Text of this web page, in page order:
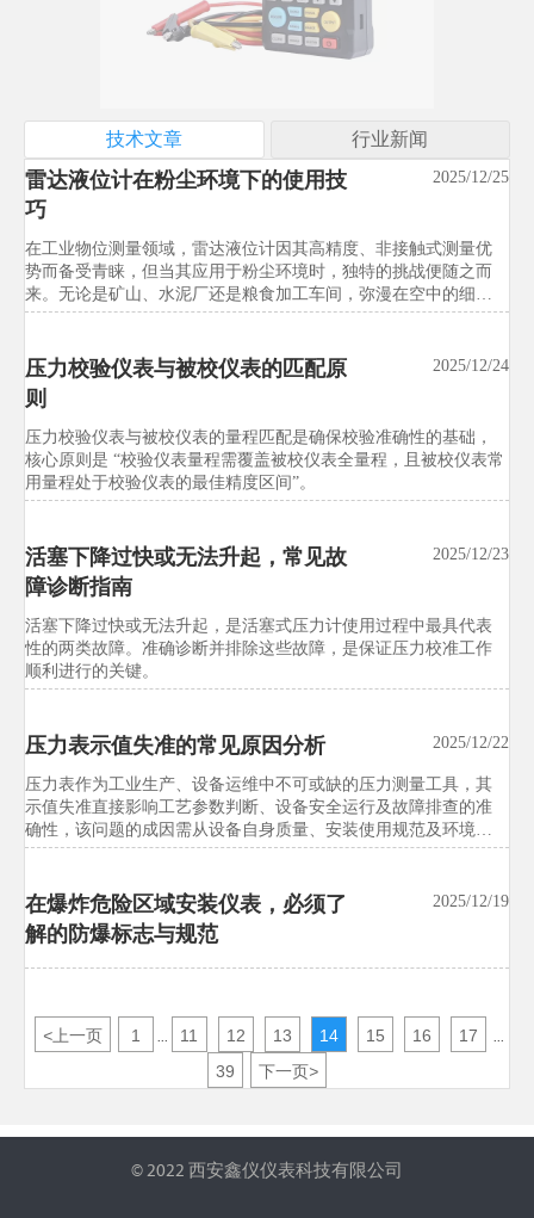
技术文章 行业新闻
雷达液位计在粉尘环境下的使用技
巧
2025/12/25
在工业物位测量领域，雷达液位计因其高精度、非接触式测量优
势而备受青睐，但当其应用于粉尘环境时，独特的挑战便随之而
来。无论是矿山、水泥厂还是粮食加工车间，弥漫在空中的细微
颗粒不仅影响工作视线，更会对雷达波的传播造成实质性干扰，
液位计，远非简单安装即可，它是一项需要从原理理解、选型规
划、安装调试到维护保养全流程精心设计的系统工程。
压力校验仪表与被校仪表的匹配原
则
2025/12/24
压力校验仪表与被校仪表的量程匹配是确保校验准确性的基础，
核心原则是 “校验仪表量程需覆盖被校仪表全量程，且被校仪表常
用量程处于校验仪表的最佳精度区间”。
活塞下降过快或无法升起，常见故
障诊断指南
2025/12/23
活塞下降过快或无法升起，是活塞式压力计使用过程中最具代表
性的两类故障。准确诊断并排除这些故障，是保证压力校准工作
顺利进行的关键。
压力表示值失准的常见原因分析 2025/12/22
​压力表作为工业生产、设备运维中不可或缺的压力测量工具，其
示值失准直接影响工艺参数判断、设备安全运行及故障排查的准
确性，该问题的成因需从设备自身质量、安装使用规范及环境条
件影响三个核心维度综合分析，各类因素相互关联且易引发连锁
在爆炸危险区域安装仪表，必须了
解的防爆标志与规范
2025/12/19
<上一页 1 11 12 13 14 15 16 17
39 下一页>
汉诺威工博会新增智能试验装备展
区，中国展团预订率达92%
2026/07/21
汉诺威工博会新增智能试验装备展区，中国展团预订率达92%，释
放试验设备国际化升级信号。本文解析独立展区对出口、采购、
校准、交付与远程服务的影响，帮助企业抢先把握市场先机。
洋山港试行试验设备出口绿色通道 2026/07/21
试验设备行业关注：洋山港试行试验设备出口绿色通道，通关平
均缩短3.2天，并将ISO 14001、RoHS、碳足迹声明等纳入条件。
快速了解企业合规准备、单证管理与供应链协同关键变化。
强制计划
试验设备行业迎来新变局：东南亚多国启动试验设备能效标签强
制计划，印尼、越南、泰国将对恒温恒湿试验箱等实施MEPS管
理。快速了解IE3门槛、ASEAN测试报告要求与出口合规应对重
点。
指引
美国FDA修订实验室设备进口合规指引，非医疗器械类试验设备
被纳入eDRA强制登记，并新增ISO/IEC 17025出厂校准证书要求。
本文详解新规影响、执行时间与对美出口应对重点，帮助企业提
前合规布局。
欧盟CE新规生效：试验设备EMC测
试标准升级至EN IEC 61326-1:2026
2026/07/21
欧盟CE新规生效，试验设备EMC测试标准正式升级至EN IEC
的认证、型式试验与技术文件更新要点，帮助企业提前应对合规
与交付风险。
© 2022 西安鑫仪仪表科技有限公司